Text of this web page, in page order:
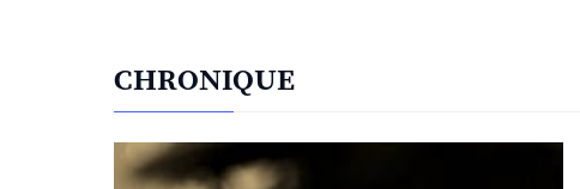
CHRONIQUE